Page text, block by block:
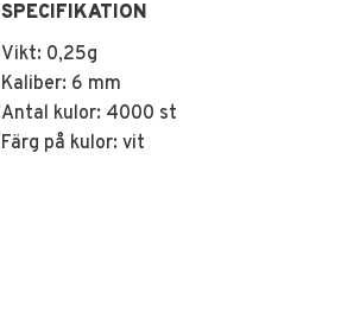
SPECIFIKATION
Vikt: 0,25g
Kaliber: 6 mm
Antal kulor: 4000 st
Färg på kulor: vit